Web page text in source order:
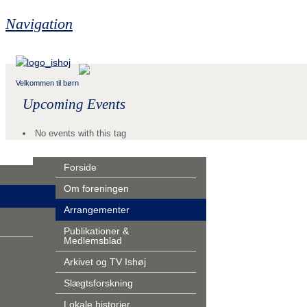
Navigation
Velkommen til børn
Upcoming Events
No events with this tag
Forside
Om foreningen
Arrangementer
Publikationer &
Medlemsblad
Arkivet og TV Ishøj
Slægtsforskning
Lokale historier